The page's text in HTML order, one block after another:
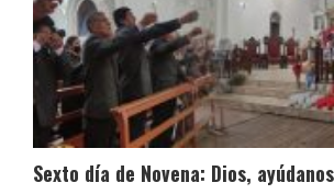
Sexto día de Novena: Dios,